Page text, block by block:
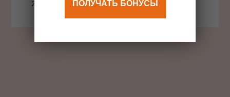
240 Р 480 Р
ПОЛУЧАТЬ БОНУСЫ